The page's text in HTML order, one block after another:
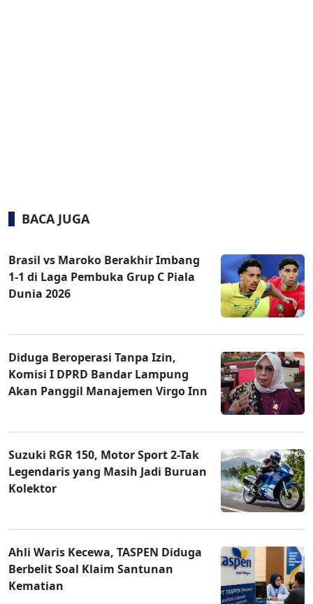
BACA JUGA
Brasil vs Maroko Berakhir Imbang
1-1 di Laga Pembuka Grup C Piala
Dunia 2026
Diduga Beroperasi Tanpa Izin,
Komisi I DPRD Bandar Lampung
Akan Panggil Manajemen Virgo Inn
Suzuki RGR 150, Motor Sport 2-Tak
Legendaris yang Masih Jadi Buruan
Kolektor
Ahli Waris Kecewa, TASPEN Diduga
Berbelit Soal Klaim Santunan
Kematian